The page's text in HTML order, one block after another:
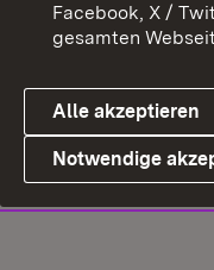
Facebook, X /
gesamten
Alle akzeptieren
Notwendige